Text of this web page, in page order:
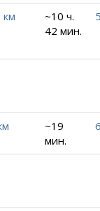
км
~10 ч.
42 мин.
~19
мин.